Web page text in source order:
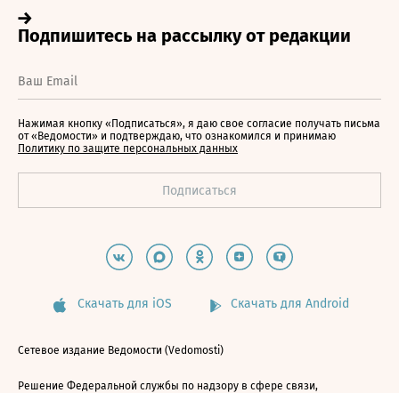
Нажимая кнопку «Подписаться», я даю свое согласие получать письма
от «Ведомости» и подтверждаю, что ознакомился и принимаю
Политику по защите персональных данных
Скачать для iOS Скачать для Android
Сетевое издание Ведомости (Vedomosti)
Решение Федеральной службы по надзору в сфере связи,